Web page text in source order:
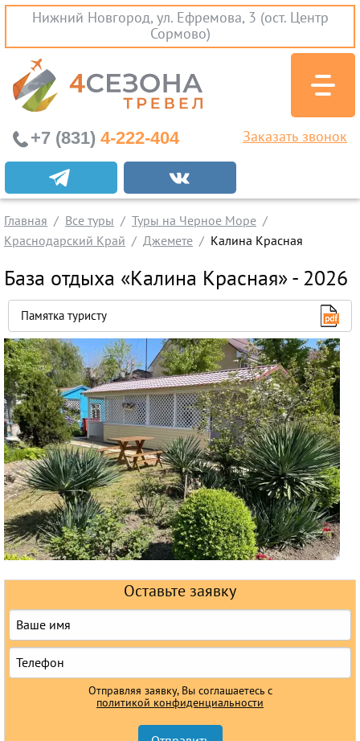
Нижний Новгород, ул. Ефремова, 3 (ост. Центр
Сормово)
Экскурсионные туры
Заграничные экскурсии
Туры на Черное Море
Абхазия
Проезд без проживания
Вылеты из Нижнего Новгорода
Горящие туры
Раннее бронирование
Железнодорожные туры
Круизы
+7 (831) 4-222-404 Заказать звонок
Главная Все туры
Туры на Черное Море
Краснодарский Край
Джемете Калина Красная
База отдыха «Калина Красная» - 2026
Памятка туристу
Оставьте заявку
Отправляя заявку, Вы соглашаетесь с
политикой конфиденциальности